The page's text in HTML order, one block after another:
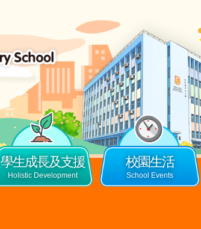
學生成長及支援 校園生活